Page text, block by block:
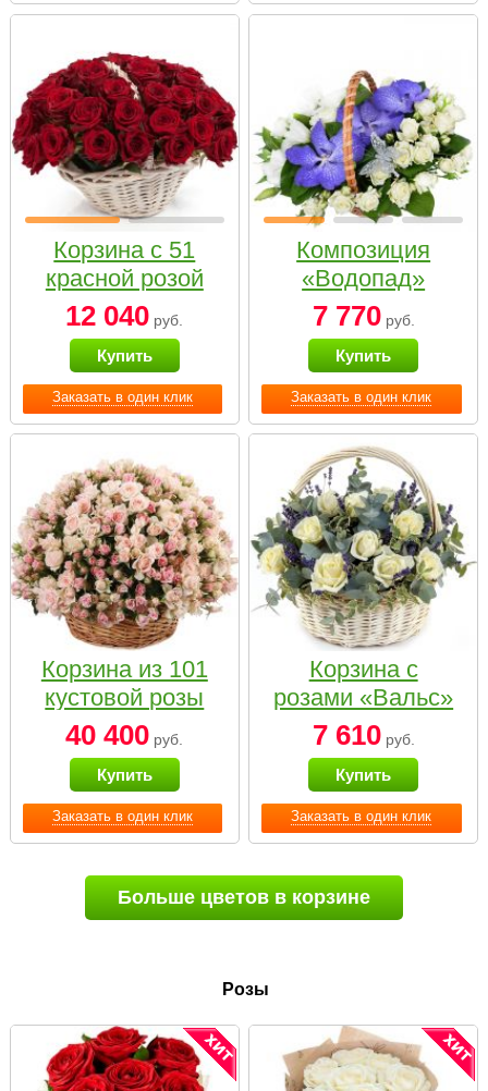
Заказать в один клик
Корзина с 51
красной розой
12 040 руб.
Купить
Заказать в один клик
Композиция
«Водопад»
7 770руб.
Купить
Заказать в один клик
Корзина из 101
кустовой розы
нежных тонов
40 400 руб.
Купить
Заказать в один клик
Корзина с
розами «Вальс»
7 610руб.
Купить
Больше цветов в корзине
Розы